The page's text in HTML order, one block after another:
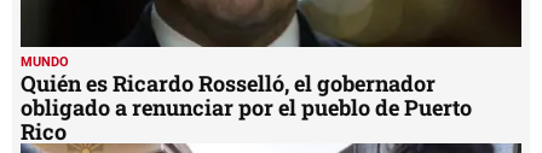
MUNDO
Quién es Ricardo Rosselló, el gobernador
obligado a renunciar por el pueblo de Puerto
Rico